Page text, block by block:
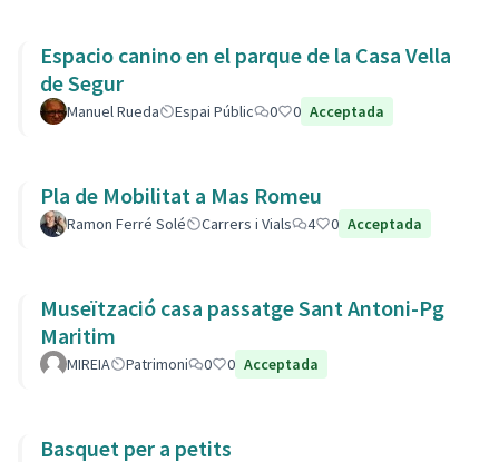
Espacio canino en el parque de la Casa Vella
de Segur
Manuel Rueda Espai Públic 0 0 Acceptada
Pla de Mobilitat a Mas Romeu
Ramon Ferré Solé Carrers i Vials 4 0 Acceptada
Museïtzació casa passatge Sant Antoni-Pg
Maritim
MIREIA Patrimoni 0 0 Acceptada
Basquet per a petits